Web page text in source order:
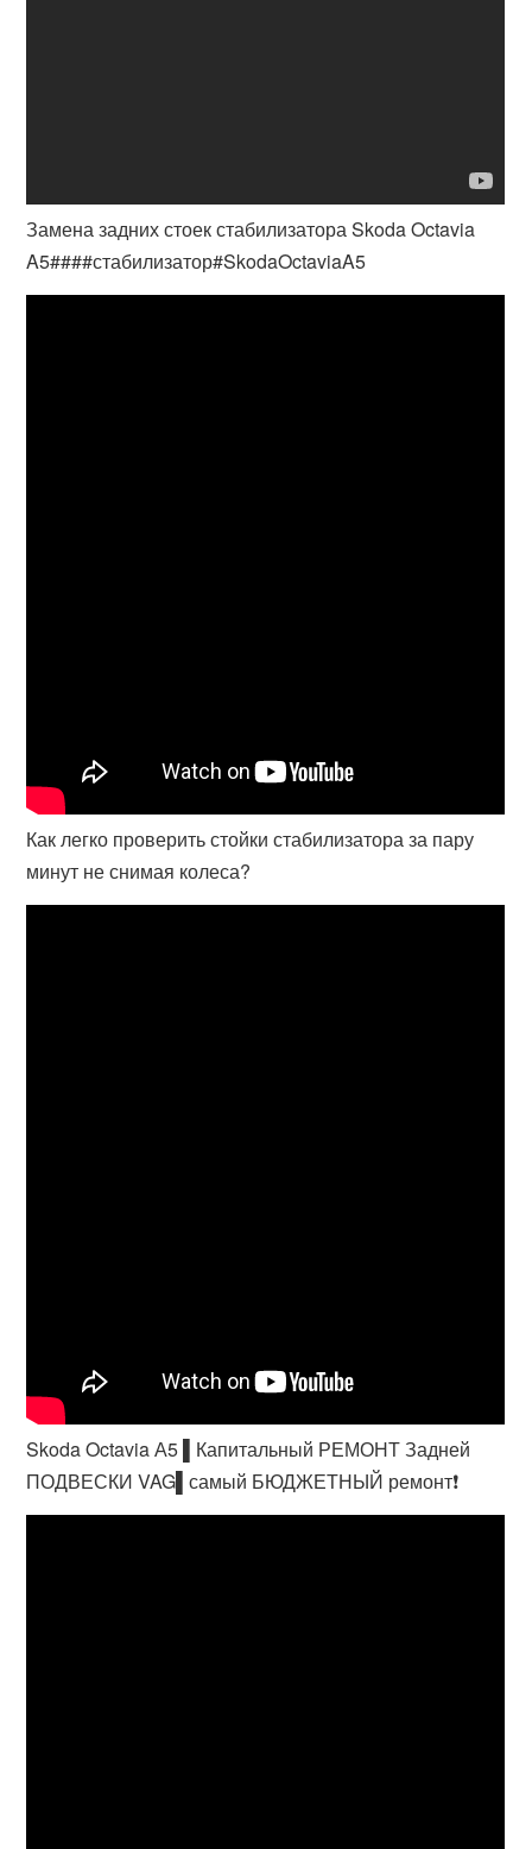
Замена задних стоек стабилизатора Skoda Octavia
A5####стабилизатор#SkodaOctaviaA5
Как легко проверить стойки стабилизатора за пару
минут не снимая колеса?
Skoda Octavia А5 ▌Капитальный РЕМОНТ Задней
ПОДВЕСКИ VAG▌самый БЮДЖЕТНЫЙ ремонт❗